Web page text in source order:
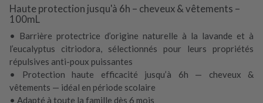
Haute protection jusqu'à 6h – cheveux & vêtements –
100mL
• Barrière protectrice d’origine naturelle à la lavande et à
l’eucalyptus citriodora, sélectionnés pour leurs propriétés
répulsives anti-poux puissantes
• Protection haute efficacité jusqu’à 6h — cheveux &
vêtements — idéal en période scolaire
• Adapté à toute la famille dès 6 mois